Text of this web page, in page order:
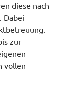
diese nach
Dabei
zur
vollen